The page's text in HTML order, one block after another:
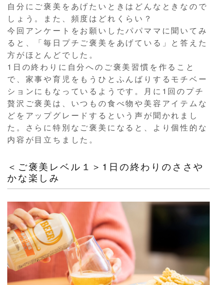
自分にご褒美をあげたいときはどんなときなので
しょう。また、頻度はどれくらい？
今回アンケートをお願いしたパパママに聞いてみ
ると、「毎日プチご褒美をあげている」と答えた
方がほとんどでした。
1日の終わりに自分へのご褒美習慣を作ること
で、家事や育児をもうひとふんばりするモチベー
ションにもなっているようです。月に1回のプチ
贅沢ご褒美は、いつもの食べ物や美容アイテムな
どをアップグレードするという声が聞かれまし
た。さらに特別なご褒美になると、より個性的な
内容が目立ちました。
＜ご褒美レベル１＞1日の終わりのささや
かな楽しみ